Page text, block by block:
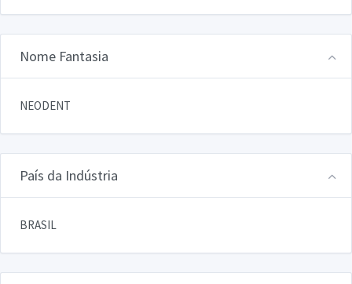
Nome Fantasia
NEODENT
País da Indústria
BRASIL